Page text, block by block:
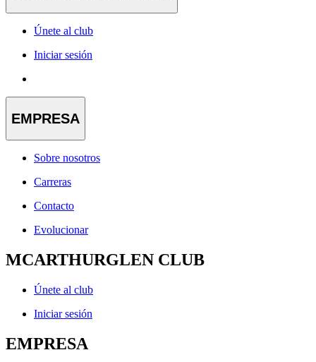
Únete al club
Iniciar sesión
EMPRESA
Sobre nosotros
Carreras
Contacto
Evolucionar
MCARTHURGLEN CLUB
Únete al club
Iniciar sesión
EMPRESA